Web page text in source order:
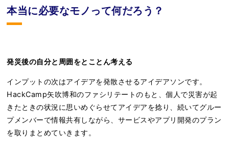
本当に必要なモノって何だろう？
発災後の自分と周囲をとことん考える
インプットの次はアイデアを発散させるアイデアソンです。
HackCamp矢吹博和のファシリテートのもと、個人で災害が起
きたときの状況に思いめぐらせてアイデアを捻り、続いてグルー
プメンバーで情報共有しながら、サービスやアプリ開発のプラン
を取りまとめていきます。